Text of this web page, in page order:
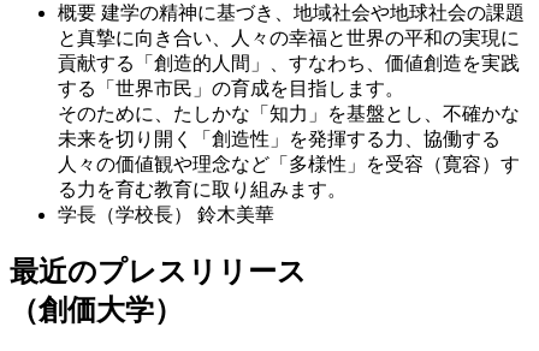
概要 建学の精神に基づき、地域社会や地球社会の課題
と真摯に向き合い、人々の幸福と世界の平和の実現に
貢献する「創造的人間」、すなわち、価値創造を実践
する「世界市民」の育成を目指します。
そのために、たしかな「知力」を基盤とし、不確かな
未来を切り開く「創造性」を発揮する力、協働する
人々の価値観や理念など「多様性」を受容（寛容）す
る力を育む教育に取り組みます。
学長（学校長）
鈴木美華
最近のプレスリリース
（創価大学）